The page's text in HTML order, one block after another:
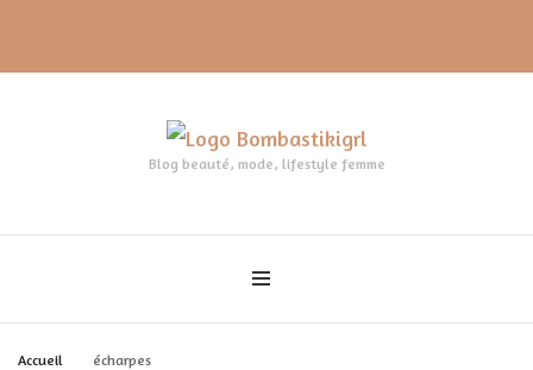
Blog beauté, mode, lifestyle femme
Accueil écharpes